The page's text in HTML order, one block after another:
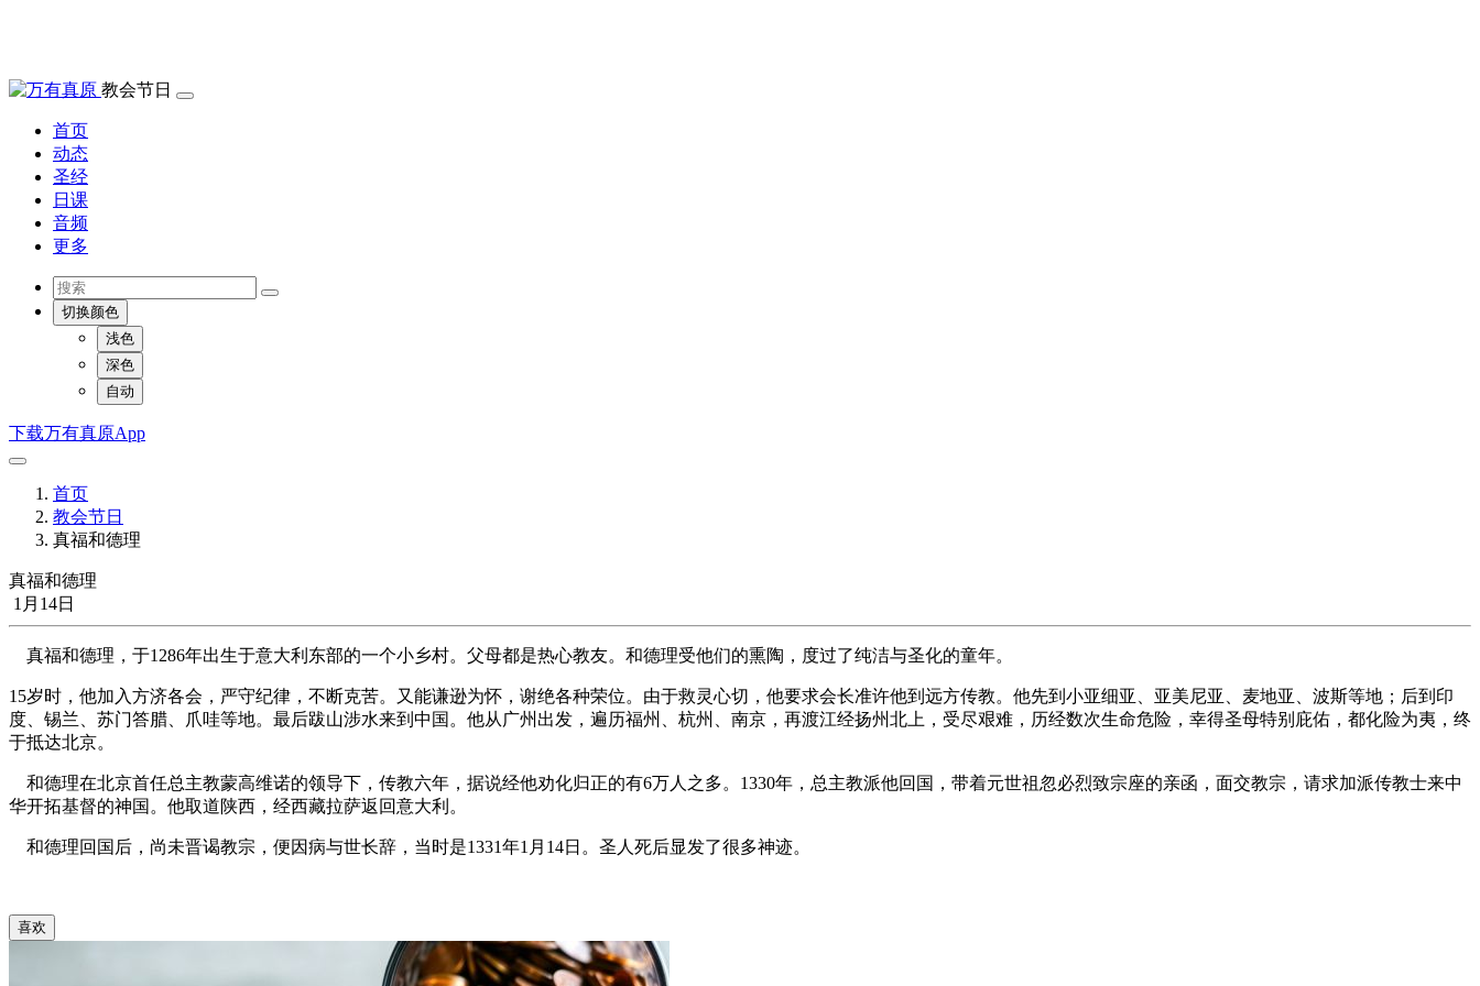
教会节日
首页
动态
圣经
日课
音频
更多
切换颜色
浅色
深色
自动
下载万有真原App
首页
教会节日
真福和德理
真福和德理
1月14日
真福和德理，于1286年出生于意大利东部的一个小乡村。父母都是热心教友。和德理受他们的熏陶，度过了纯洁与圣化的童年。
15岁时，他加入方济各会，严守纪律，不断克苦。又能谦逊为怀，谢绝各种荣位。由于救灵心切，他要求会长准许他到远方传教。他先到小亚细亚、亚美尼亚、麦地亚、波斯等地；后到印
度、锡兰、苏门答腊、爪哇等地。最后跋山涉水来到中国。他从广州出发，遍历福州、杭州、南京，再渡江经扬州北上，受尽艰难，历经数次生命危险，幸得圣母特别庇佑，都化险为夷，终
于抵达北京。
和德理在北京首任总主教蒙高维诺的领导下，传教六年，据说经他劝化归正的有6万人之多。1330年，总主教派他回国，带着元世祖忽必烈致宗座的亲函，面交教宗，请求加派传教士来中
华开拓基督的神国。他取道陕西，经西藏拉萨返回意大利。
和德理回国后，尚未晋谒教宗，便因病与世长辞，当时是1331年1月14日。圣人死后显发了很多神迹。
喜欢